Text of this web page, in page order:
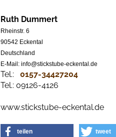
Ruth Dummert
Rheinstr. 6
90542 Eckental
Deutschland
E-Mail: info@stickstube-eckental.de
Tel.: 0157-34427204​
Tel.: 09126-4126
www.stickstube-eckental.de
teilen tweet